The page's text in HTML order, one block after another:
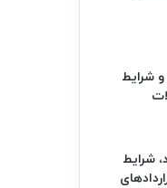
و شرايط
شرایط